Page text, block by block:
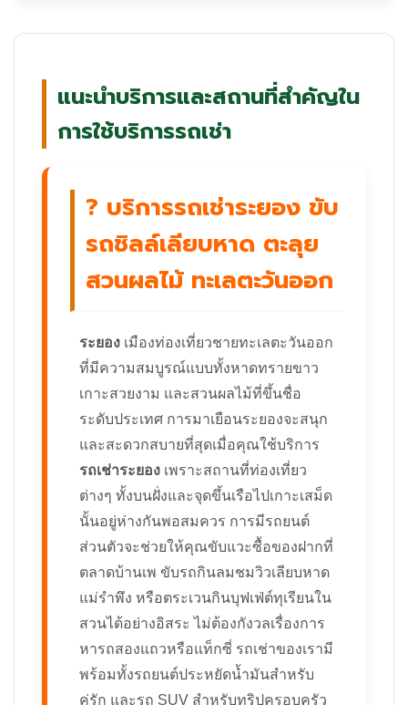
แนะนำบริการและสถานที่สำคัญใน
การใช้บริการรถเช่า
? บริการรถเช่าระยอง ขับ
รถชิลล์เลียบหาด ตะลุย
สวนผลไม้ ทะเลตะวันออก
ระยอง เมืองท่องเที่ยวชายทะเลตะวันออก
ที่มีความสมบูรณ์แบบทั้งหาดทรายขาว
เกาะสวยงาม และสวนผลไม้ที่ขึ้นชื่อ
ระดับประเทศ การมาเยือนระยองจะสนุก
และสะดวกสบายที่สุดเมื่อคุณใช้บริการ
รถเช่าระยอง เพราะสถานที่ท่องเที่ยว
ต่างๆ ทั้งบนฝั่งและจุดขึ้นเรือไปเกาะเสม็ด
นั้นอยู่ห่างกันพอสมควร การมีรถยนต์
ส่วนตัวจะช่วยให้คุณขับแวะซื้อของฝากที่
ตลาดบ้านเพ ขับรถกินลมชมวิวเลียบหาด
แม่รำพึง หรือตระเวนกินบุฟเฟ่ต์ทุเรียนใน
สวนได้อย่างอิสระ ไม่ต้องกังวลเรื่องการ
หารถสองแถวหรือแท็กซี่ รถเช่าของเรามี
พร้อมทั้งรถยนต์ประหยัดน้ำมันสำหรับ
คู่รัก และรถ SUV สำหรับทริปครอบครัว